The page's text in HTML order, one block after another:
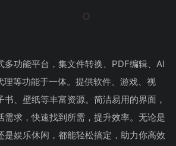
多功能平台，集文件转换、PDF编辑、AI
理等功能于一体。提供软件、游戏、视
、壁纸等丰富资源。简洁易用的界面，
需求，快速找到所需，提升效率。无论是
是娱乐休闲，都能轻松搞定，助力你高效